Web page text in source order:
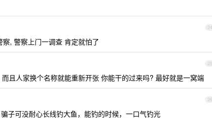
24
, 警察上门一调查 肯定就怕了
25
且人家换个名称就能重新开张 你能干的过来吗? 最好就是一窝端
26
子可没耐心长线钓大鱼，能钓的时候，一口气钓光